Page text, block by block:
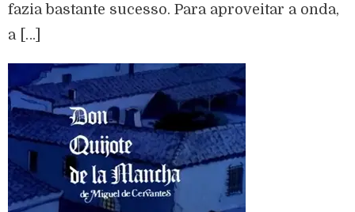
fazia bastante sucesso. Para aproveitar a onda,
a […]